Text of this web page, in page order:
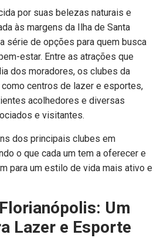
por suas belezas naturais e
às margens da Ilha de Santa
série de opções para quem busca
estar. Entre as atrações que
dos moradores, os clubes da
centros de lazer e esportes,
acolhedores e diversas
e visitantes.
dos principais clubes em
o que cada um tem a oferecer e
para um estilo de vida mais ativo e
Um
Lazer e Esporte